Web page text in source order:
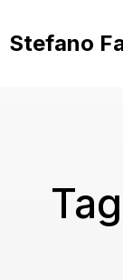
contenuto
Stefano